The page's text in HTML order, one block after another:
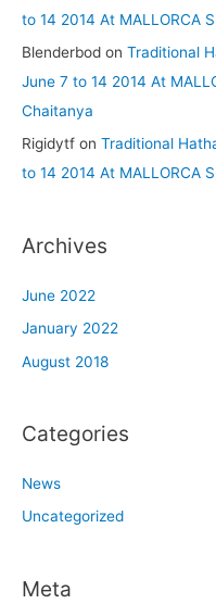
to 14 2014 At MALLORCA
Blenderbod on Traditional
June 7 to 14 2014 At
Chaitanya
Rigidytf on Traditional
to 14 2014 At MALLORCA
Archives
June 2022
January 2022
August 2018
Categories
News
Uncategorized
Meta